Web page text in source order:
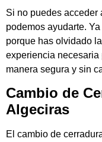
Si no puedes acceder
podemos ayudarte.
porque has olvidado
experiencia necesaria
manera segura y sin
Cambio de
Algeciras
El cambio de